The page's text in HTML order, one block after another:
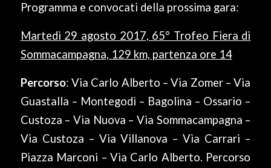
Programma e convocati della prossima gara:
Martedì 29 agosto 2017, 65° Trofeo Fiera di
Sommacampagna, 129 km, partenza ore 14
Percorso: Via Carlo Alberto – Via Zomer – Via
Guastalla – Montegodi – Bagolina – Ossario –
Custoza – Via Nuova – Via Sommacampagna –
Via Custoza – Via Villanova – Via Carrari –
Piazza Marconi – Via Carlo Alberto. Percorso